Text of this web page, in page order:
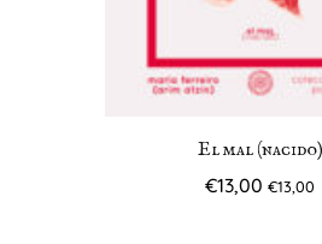
El mal (nacido)
€13,00 €13,00